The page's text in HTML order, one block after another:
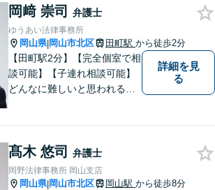
岡﨑 崇司 弁護士
ゆうあい法律事務所
岡山県|岡山市北区 田町駅 から徒歩2分
【田町駅2分】【完全個室で相
談可能】【子連れ相談可能】
どんなに難しいと思われる案
ている皆さまの現状を良い方
向に変化させることができる
ように全力を尽くします。
詳細を見
る
髙木 悠司 弁護士
岡野法律事務所 岡山支店
岡山県|岡山市北区 岡山駅 から徒歩8分